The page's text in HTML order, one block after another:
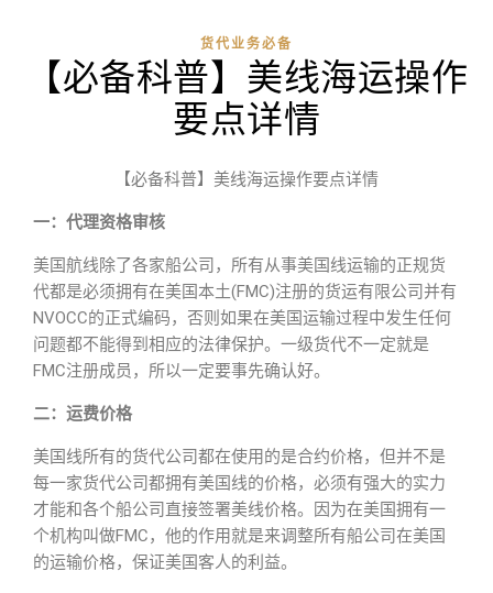
货代业务必备
【必备科普】美线海运操作
要点详情
【必备科普】美线海运操作要点详情
一：代理资格审核
美国航线除了各家船公司，所有从事美国线运输的正规货
代都是必须拥有在美国本土(FMC)注册的货运有限公司并有
NVOCC的正式编码，否则如果在美国运输过程中发生任何
问题都不能得到相应的法律保护。一级货代不一定就是
FMC注册成员，所以一定要事先确认好。
二：运费价格
美国线所有的货代公司都在使用的是合约价格，但并不是
每一家货代公司都拥有美国线的价格，必须有强大的实力
才能和各个船公司直接签署美线价格。因为在美国拥有一
个机构叫做FMC，他的作用就是来调整所有船公司在美国
的运输价格，保证美国客人的利益。